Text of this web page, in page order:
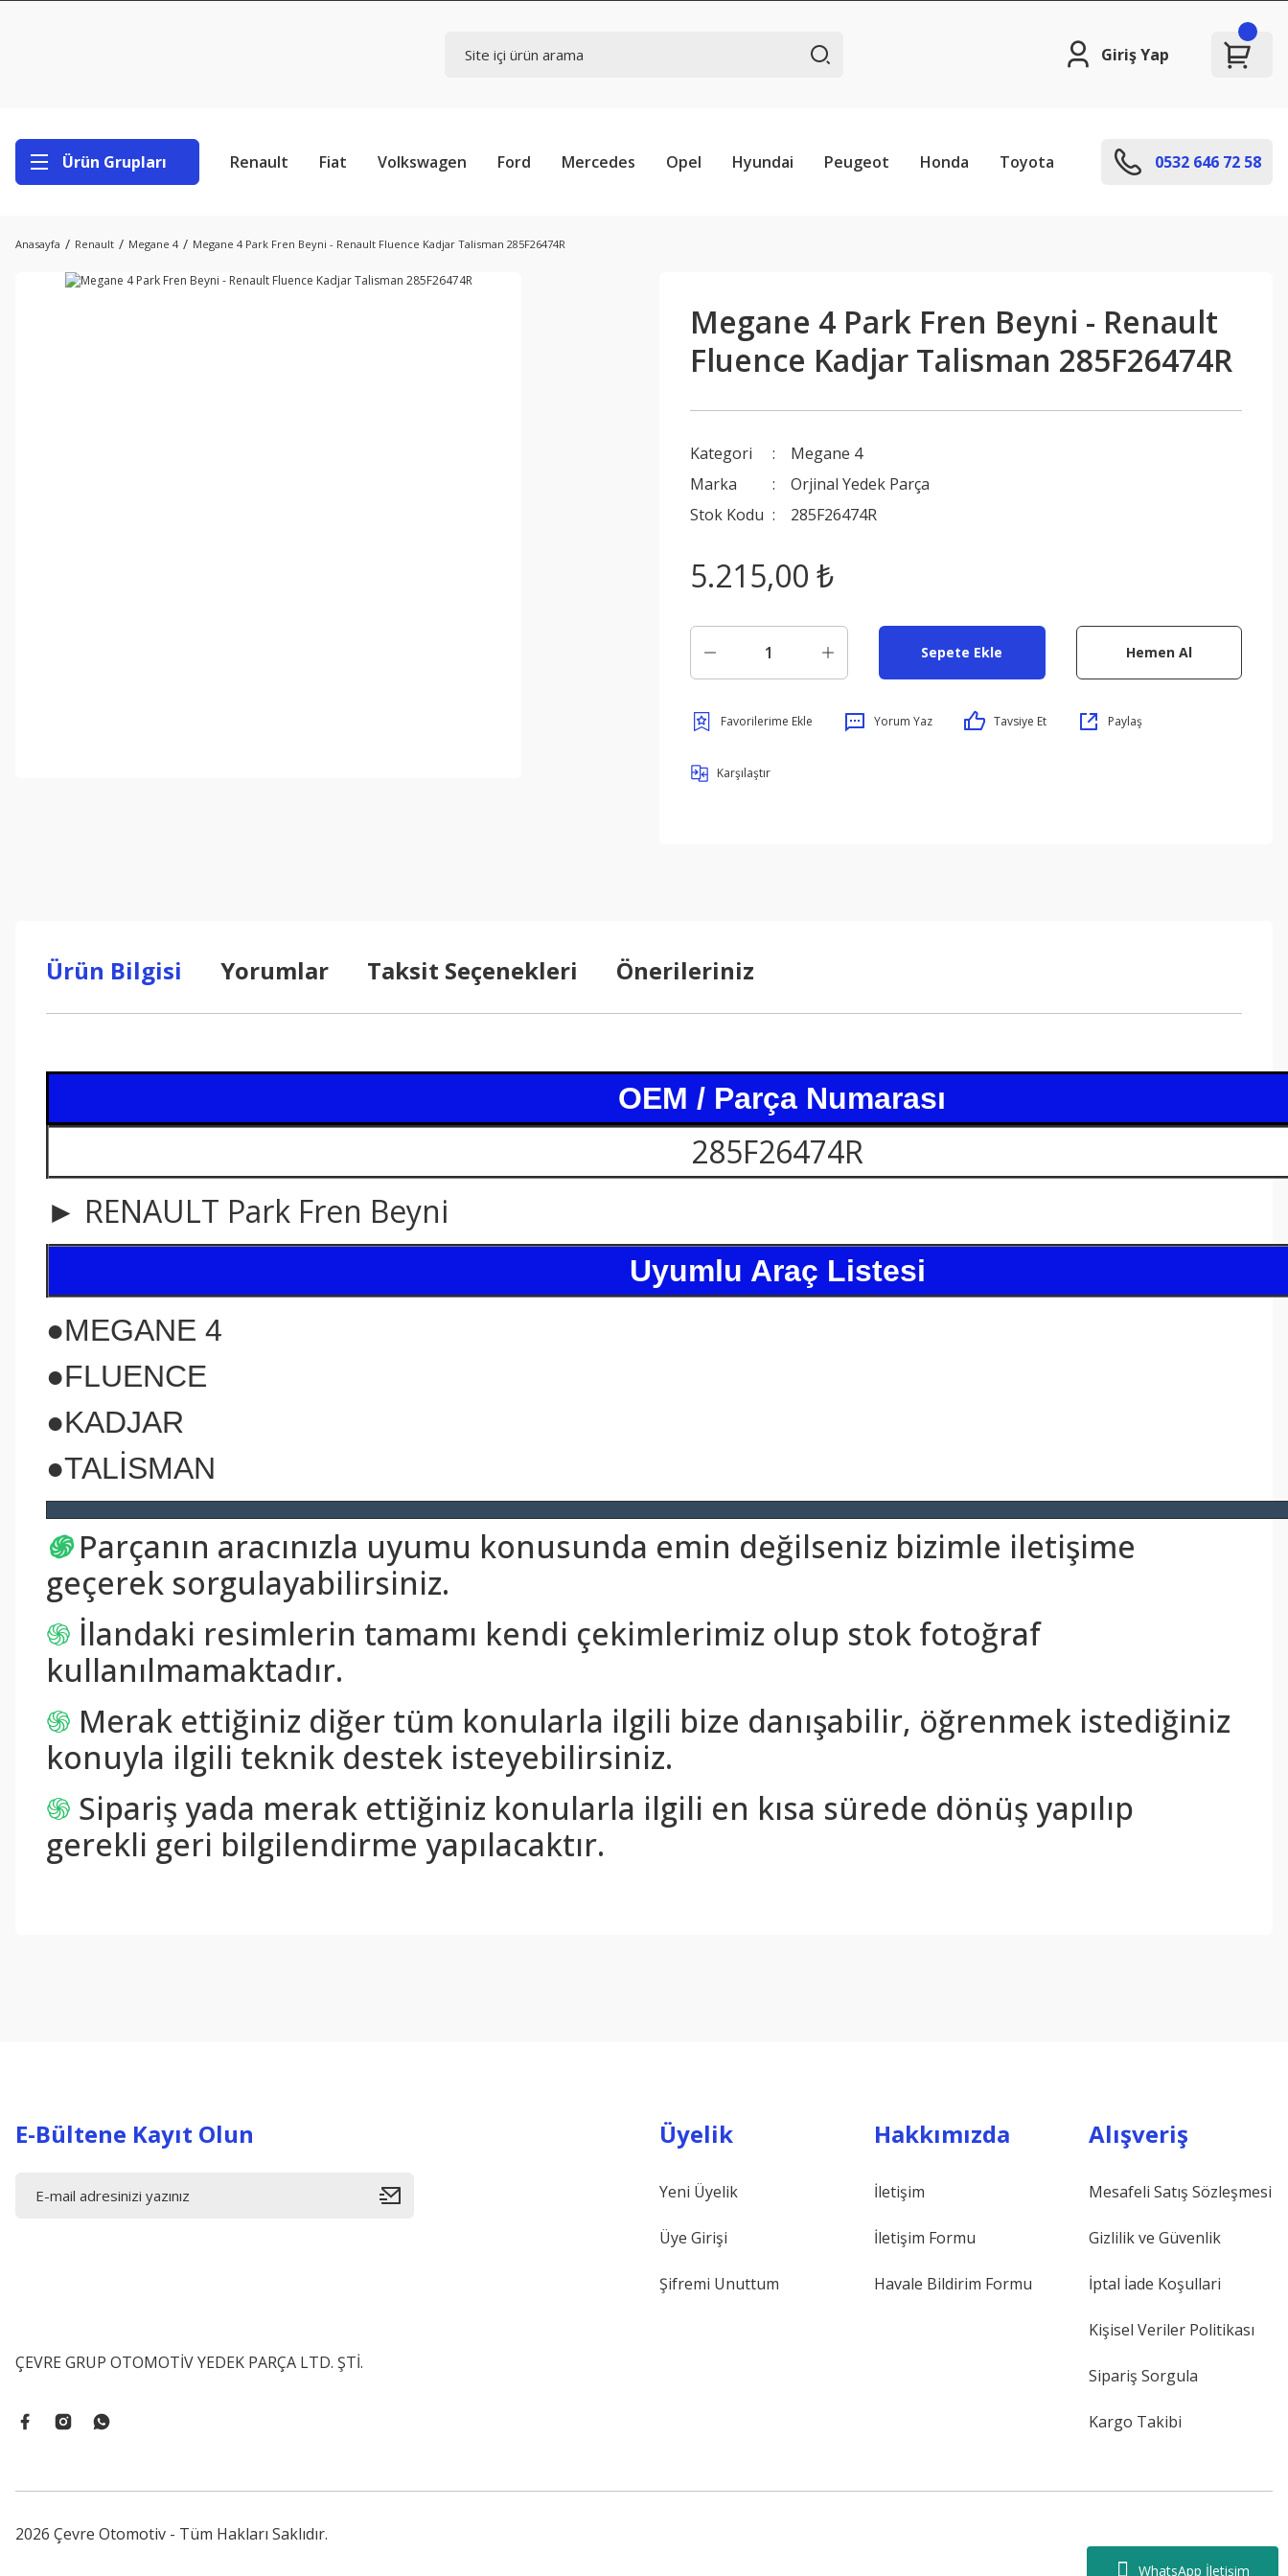
WhatsApp İletişim
Giriş Yap
Ürün Grupları Renault Fiat Volkswagen Ford Mercedes Opel Hyundai Peugeot Honda Toyota 0532 646 72 58
Anasayfa Renault Megane 4 Megane 4 Park Fren Beyni - Renault Fluence Kadjar Talisman 285F26474R
Megane 4 Park Fren Beyni - Renault
Fluence Kadjar Talisman 285F26474R
Kategori
Megane 4
Marka
Orjinal Yedek Parça
Stok Kodu
285F26474R
5.215,00 ₺
Sepete Ekle Hemen Al
Yorum Yaz Tavsiye Et Paylaş
Karşılaştır
Ürün Bilgisi Yorumlar Taksit Seçenekleri Önerileriniz
OEM / Parça Numarası
285F26474R
► RENAULT Park Fren Beyni
Uyumlu Araç Listesi
●MEGANE 4
●FLUENCE
●KADJAR
●TALİSMAN
֍ Parçanın aracınızla uyumu konusunda emin değilseniz bizimle iletişime
geçerek sorgulayabilirsiniz.
֍ İlandaki resimlerin tamamı kendi çekimlerimiz olup stok fotoğraf
kullanılmamaktadır.
֍ Merak ettiğiniz diğer tüm konularla ilgili bize danışabilir, öğrenmek istediğiniz
konuyla ilgili teknik destek isteyebilirsiniz.
֍ Sipariş yada merak ettiğiniz konularla ilgili en kısa sürede dönüş yapılıp
gerekli geri bilgilendirme yapılacaktır.
E-Bültene Kayıt Olun
ÇEVRE GRUP OTOMOTİV YEDEK PARÇA LTD. ŞTİ.
Üyelik
Yeni Üyelik
Üye Girişi
Şifremi Unuttum
Hakkımızda
İletişim
İletişim Formu
Havale Bildirim Formu
Alışveriş
Mesafeli Satış Sözleşmesi
Gizlilik ve Güvenlik
İptal İade Koşullari
Kişisel Veriler Politikası
Sipariş Sorgula
Kargo Takibi
2026 Çevre Otomotiv - Tüm Hakları Saklıdır.